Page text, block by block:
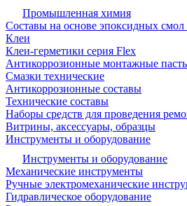
Промышленная химия
Составы на основе эпоксидных смол
Клеи
Клеи-герметики серия Flex
Антикоррозионные монтажные
Смазки технические
Антикоррозионные составы
Технические составы
Наборы средств для проведения
Витрины, аксессуары, образцы
Инструменты и оборудование
Инструменты и оборудование
Механические инструменты
Ручные электромеханические
Гидравлическое оборудование